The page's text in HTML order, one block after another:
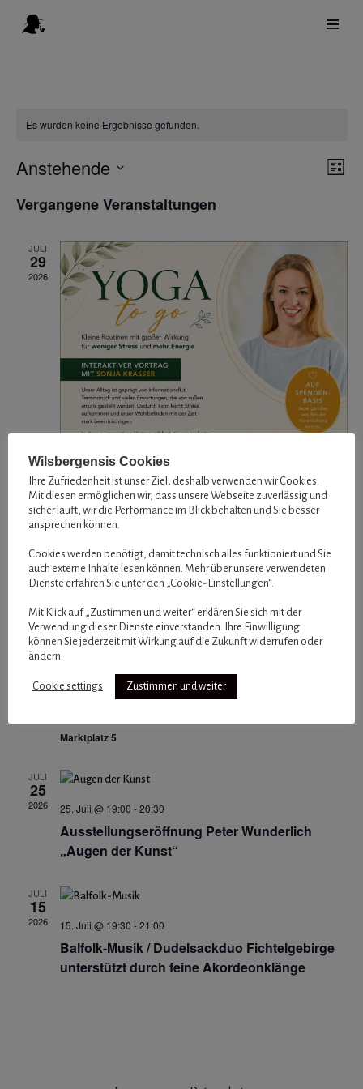
Es wurden keine Ergebnisse gefunden.
Liste
Anstehende
wählen.
Vergangene Veranstaltungen
JULI
29
2026
29. Juli @ 19:00-21:00
Marktplatz 5
JULI
25
2026 25. Juli @ 19:00 -20:30
Ausstellungseröffnung Peter Wunderlich
„Augen der Kunst“
JULI
15
2026 15. Juli @ 19:30 -21:00
Balfolk-Musik / Dudelsackduo Fichtelgebirge
unterstützt durch feine Akordeonklänge
Wilsbergensis Cookies
Ihre Zufriedenheit ist unser Ziel, deshalb verwenden wir Cookies.
Mit diesen ermöglichen wir, dass unsere Webseite zuverlässig und
sicher läuft, wir die Performance im Blick behalten und Sie besser
ansprechen können.
Cookies werden benötigt, damit technisch alles funktioniert und Sie
auch externe Inhalte lesen können. Mehr über unsere verwendeten
Dienste erfahren Sie unter den „Cookie-Einstellungen“.
Mit Klick auf „Zustimmen und weiter“ erklären Sie sich mit der
Verwendung dieser Dienste einverstanden. Ihre Einwilligung
können Sie jederzeit mit Wirkung auf die Zukunft widerrufen oder
ändern.
Cookie settings Zustimmen und weiter